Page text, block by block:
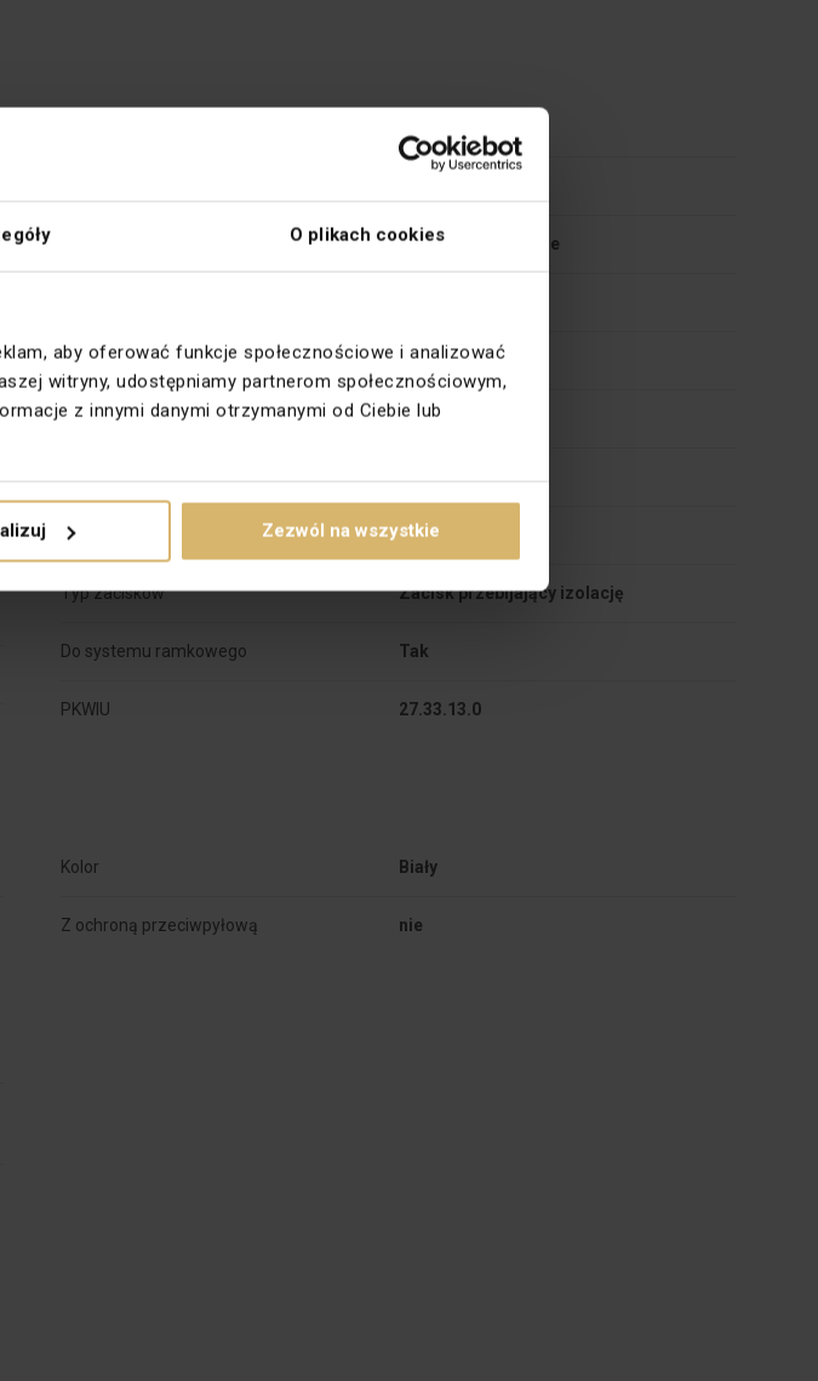
O plikach cookies
aby oferować funkcje społecznościowe i analizować
witryny, udostępniamy partnerom społecznościowym,
z innymi danymi otrzymanymi od Ciebie lub
Zezwól na wszystkie
Tworzywo sztuczne
Rodzina SIMON 15
Szerokość [mm] 74
Wysokość [mm] 74
Wykończenie powierzchni Błyszczące
Typ zacisków Zacisk przebijający izolację
Do systemu ramkowego Tak
PKWIU 27.33.13.0
Kolor Biały
Z ochroną przeciwpyłową nie